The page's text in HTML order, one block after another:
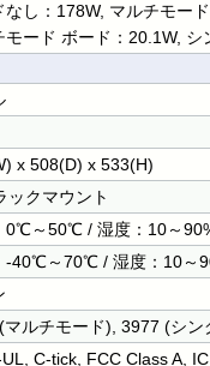
なし：178W, マルチモー
モード ボード：20.1W,
x 508(D) x 533(H)
ックマウント
0℃～50℃ / 湿度：10～
-40℃～70℃ / 湿度：10～
ルチモード), 3977 (シン
C-tick, FCC Class A,